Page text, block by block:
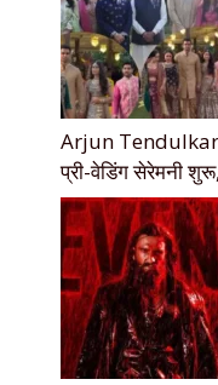
Arjun Tendulkar
प्री-वेडिंग सेरेमनी